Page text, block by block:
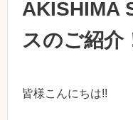
AKISHIMA
スのご紹介
皆様こんにちは!!